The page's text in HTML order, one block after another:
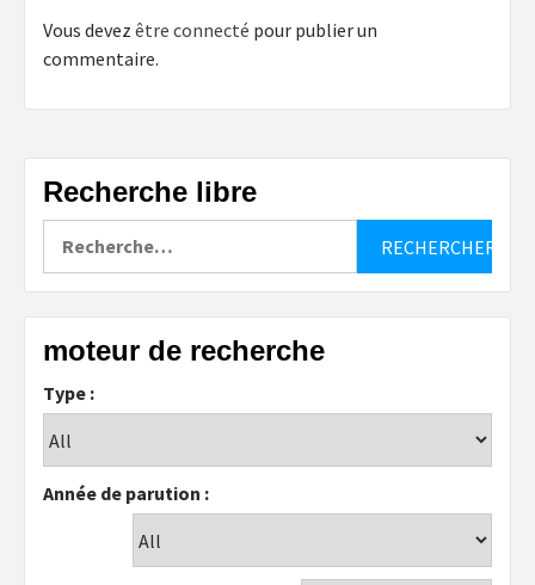
Vous devez être connecté pour publier un
commentaire.
Recherche libre
moteur de recherche
Type :
Année de parution :